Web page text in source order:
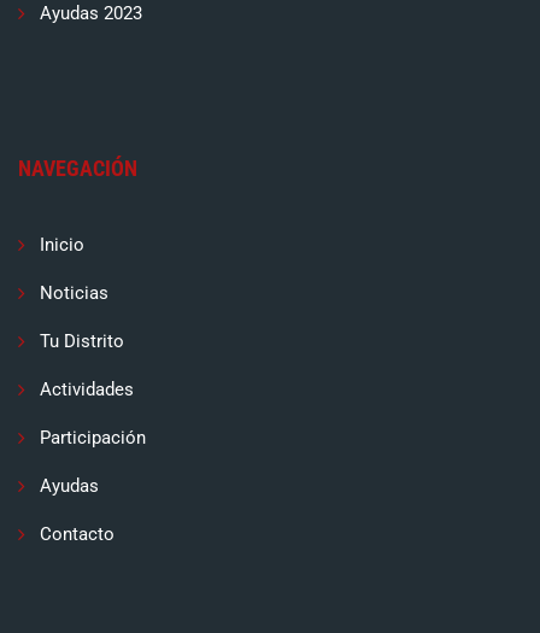
Ayudas 2023
NAVEGACIÓN
Inicio
Noticias
Tu Distrito
Actividades
Participación
Ayudas
Contacto